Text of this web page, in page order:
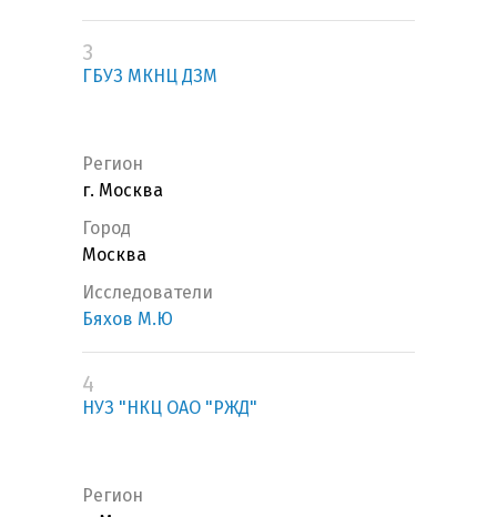
3
ГБУЗ МКНЦ ДЗМ
Регион
г. Москва
Город
Москва
Исследователи
Бяхов М.Ю
4
НУЗ "НКЦ ОАО "РЖД"
Регион